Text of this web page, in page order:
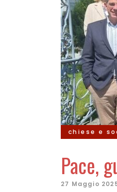
chiese e
Pace,
27 Maggio